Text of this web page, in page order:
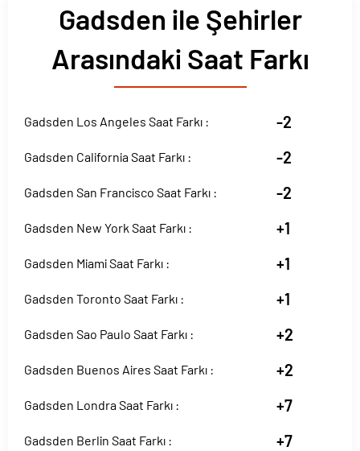
Gadsden ile Şehirler
Arasındaki Saat Farkı
Gadsden Los Angeles Saat Farkı : -2
Gadsden California Saat Farkı : -2
Gadsden San Francisco Saat Farkı : -2
Gadsden New York Saat Farkı : +1
Gadsden Miami Saat Farkı : +1
Gadsden Toronto Saat Farkı : +1
Gadsden Sao Paulo Saat Farkı : +2
Gadsden Buenos Aires Saat Farkı : +2
Gadsden Londra Saat Farkı : +7
Gadsden Berlin Saat Farkı : +7